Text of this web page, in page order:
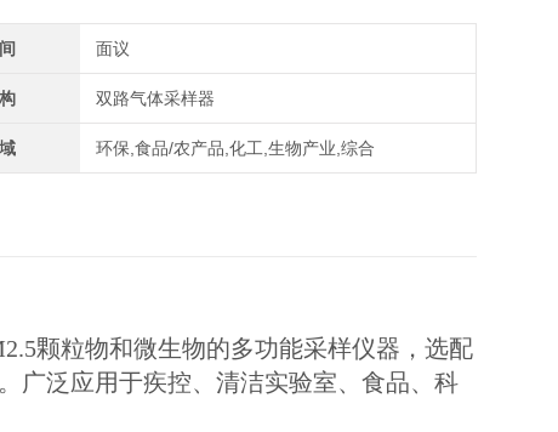
面议
双路气体采样器
环保,食品/农产品,化工,生物产业,综合
颗粒物和微生物的多功能采样仪器，选配
广泛应用于疾控、清洁实验室、食品、科